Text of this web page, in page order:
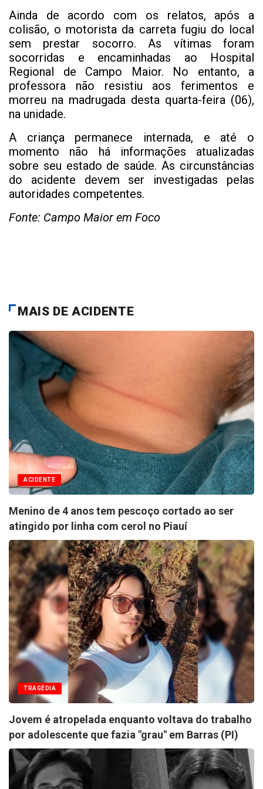
Ainda de acordo com os relatos, após a
colisão, o motorista da carreta fugiu do local
sem prestar socorro. As vítimas foram
socorridas e encaminhadas ao Hospital
Regional de Campo Maior. No entanto, a
professora não resistiu aos ferimentos e
morreu na madrugada desta quarta-feira (06),
na unidade.
A criança permanece internada, e até o
momento não há informações atualizadas
sobre seu estado de saúde. As circunstâncias
do acidente devem ser investigadas pelas
autoridades competentes.
Fonte: Campo Maior em Foco
MAIS DE ACIDENTE
ACIDENTE
Menino de 4 anos tem pescoço cortado ao ser
atingido por linha com cerol no Piauí
TRAGÉDIA
Jovem é atropelada enquanto voltava do trabalho
por adolescente que fazia "grau" em Barras (PI)